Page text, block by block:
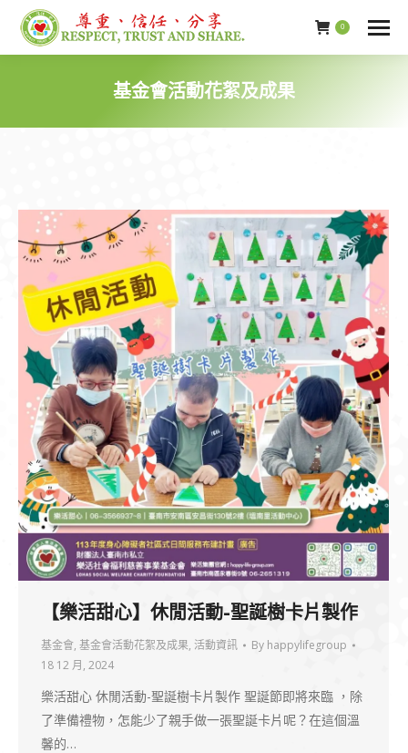
0
基金會活動花絮及成果
【樂活甜心】休閒活動-聖誕樹卡片製作
基金會, 基金會活動花絮及成果, 活動資訊 By happylifegroup
18 12 月, 2024
樂活甜心 休閒活動-聖誕樹卡片製作 聖誕節即將來臨 ，除
了準備禮物，怎能少了親手做一張聖誕卡片呢？在這個溫
馨的…